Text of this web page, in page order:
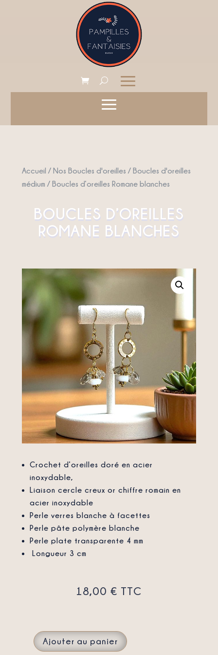
Accueil / Nos Boucles d'oreilles / Boucles d'oreilles
médium / Boucles d’oreilles Romane blanches
BOUCLES D’OREILLES
ROMANE BLANCHES
Crochet d’oreilles doré en acier
inoxydable,
Liaison cercle creux or chiffre romain en
acier inoxydable
Perle verres blanche à facettes
Perle pâte polymère blanche
Perle plate transparente 4 mm
Longueur 3 cm
18,00€ TTC
QUANTITÉ
Ajouter au panier